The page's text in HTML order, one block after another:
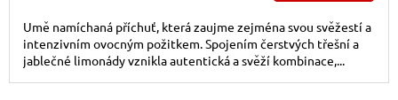
Umě namíchaná příchuť, která zaujme zejména svou svěžestí a
intenzivním ovocným požitkem. Spojením čerstvých třešní a
jablečné limonády vznikla autentická a svěží kombinace,...